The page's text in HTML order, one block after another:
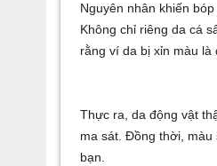
Nguyên nhân khiến
Không chỉ riêng da cá
rằng ví da bị xỉn màu
Thực ra, da động vật
ma sát. Đồng thời, màu
bạn.